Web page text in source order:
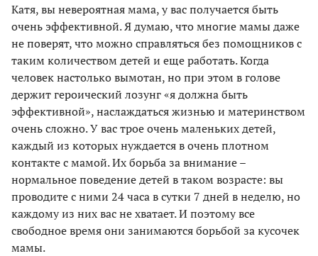
Катя, вы невероятная мама, у вас получается быть
очень эффективной. Я думаю, что многие мамы даже
не поверят, что можно справляться без помощников с
таким количеством детей и еще работать. Когда
человек настолько вымотан, но при этом в голове
держит героический лозунг «я должна быть
эффективной», наслаждаться жизнью и материнством
очень сложно. У вас трое очень маленьких детей,
каждый из которых нуждается в очень плотном
контакте с мамой. Их борьба за внимание –
нормальное поведение детей в таком возрасте: вы
проводите с ними 24 часа в сутки 7 дней в неделю, но
каждому из них вас не хватает. И поэтому все
свободное время они занимаются борьбой за кусочек
мамы.